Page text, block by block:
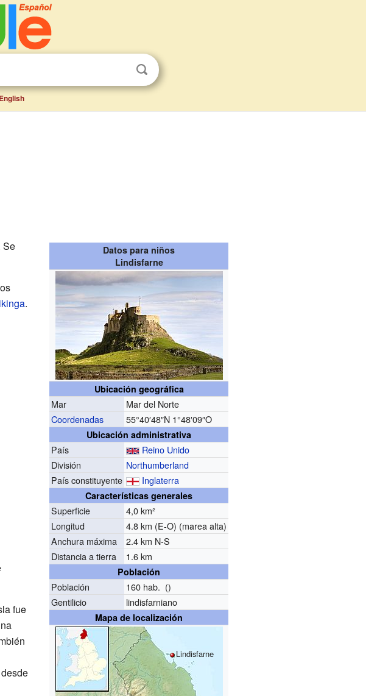
English
Datos para niños
Lindisfarne
Ubicación geográfica
Mar
Mar del Norte
Coordenadas
55°40′48″N 1°48′09″O
Ubicación administrativa
País
Reino Unido
División
Northumberland
País constituyente
Inglaterra
Características generales
Superficie
4,0 km²
Longitud
4.8 km (E-O) (marea alta)
Anchura máxima
2.4 km N-S
Distancia a tierra
1.6 km
Población
Población
160 hab. ()
Gentilicio
lindisfarniano
Mapa de localización
Lindisfarne
Se
.
fue